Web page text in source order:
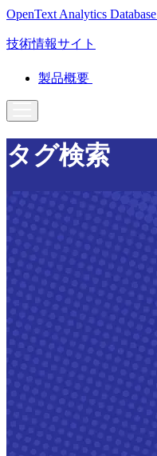
OpenText Analytics Database
技術情報サイト
製品概要
タグ検索